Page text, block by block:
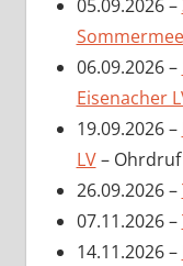
05.09.2026 –
06.09.2026 –
Eisenacher
19.09.2026 –
LV– Ohrdruf
26.09.2026 –
07.11.2026 –
14.11.2026 –